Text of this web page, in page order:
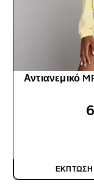
Αντιανεμικό
ΈΚΠΤΩΣΗ